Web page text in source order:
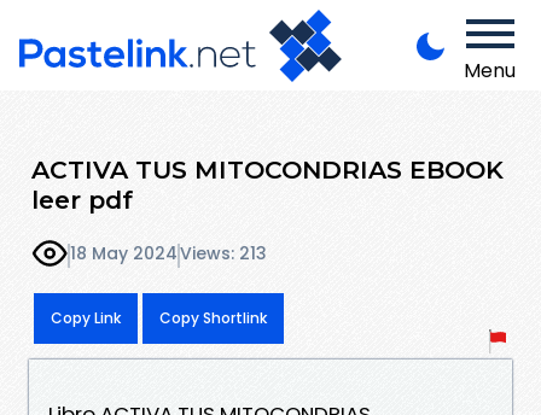
Menu
ACTIVA TUS MITOCONDRIAS EBOOK
leer pdf
18 May 2024Views: 213
Copy Link Copy Shortlink